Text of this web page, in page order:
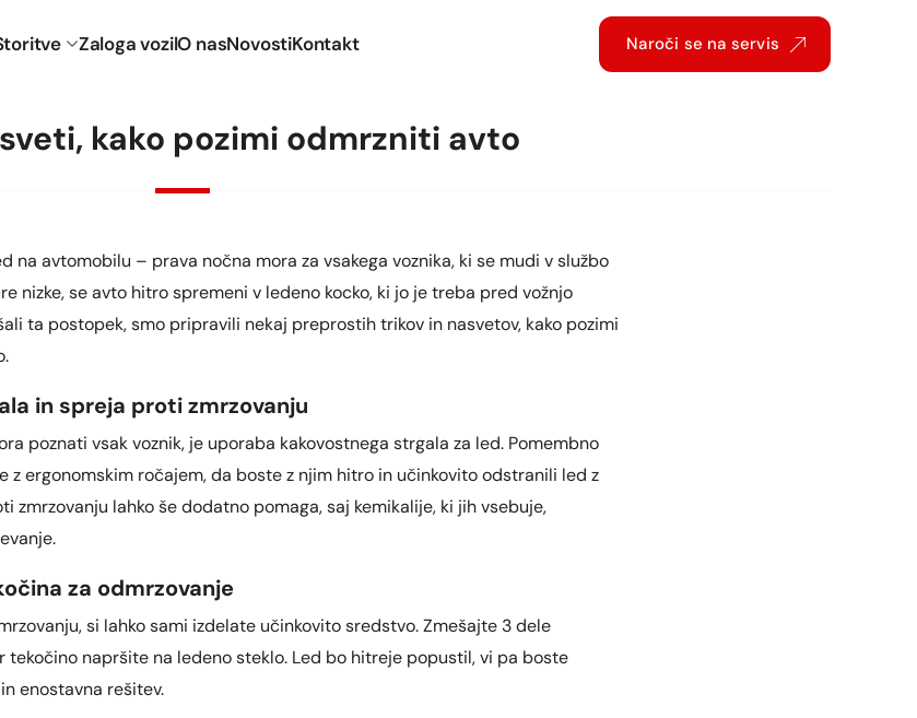
Zaloga vozilO nasNovostiKontakt Naroči se na servis
kako pozimi odmrzniti avto
na avtomobilu – prava nočna mora za vsakega voznika, ki se mudi v službo
nizke, se avto hitro spremeni v ledeno kocko, ki jo je treba pred vožnjo
ta postopek, smo pripravili nekaj preprostih trikov in nasvetov, kako pozimi
in spreja proti zmrzovanju
poznati vsak voznik, je uporaba kakovostnega strgala za led. Pomembno
z ergonomskim ročajem, da boste z njim hitro in učinkovito odstranili led z
zmrzovanju lahko še dodatno pomaga, saj kemikalije, ki jih vsebuje,
za odmrzovanje
si lahko sami izdelate učinkovito sredstvo. Zmešajte 3 dele
tekočino napršite na ledeno steklo. Led bo hitreje popustil, vi pa boste
enostavna rešitev.